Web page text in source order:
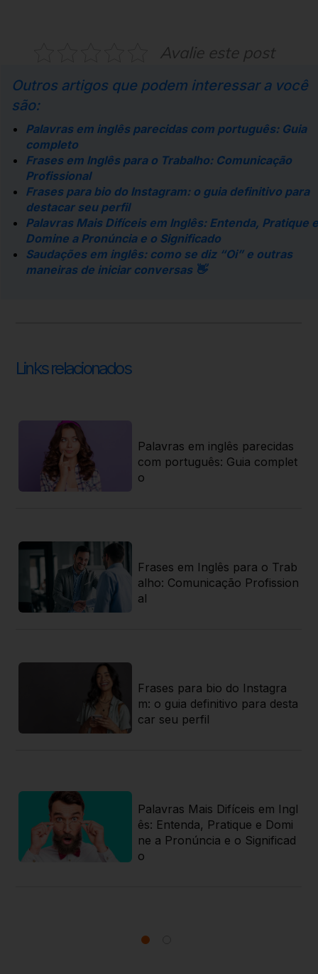
Avalie este post
Outros artigos que podem interessar a você
são:
Palavras em inglês parecidas com português: Guia
completo
Frases em Inglês para o Trabalho: Comunicação
Profissional
Frases para bio do Instagram: o guia definitivo para
destacar seu perfil
Palavras Mais Difíceis em Inglês: Entenda, Pratique e
Domine a Pronúncia e o Significado
Saudações em inglês: como se diz “Oi” e outras
maneiras de iniciar conversas 👋
Links relacionados
Palavras em inglês parecidas
com português: Guia complet
o
Frases em Inglês para o Trab
alho: Comunicação Profission
al
Frases para bio do Instagra
m: o guia definitivo para desta
car seu perfil
Palavras Mais Difíceis em Ingl
ês: Entenda, Pratique e Domi
ne a Pronúncia e o Significad
o